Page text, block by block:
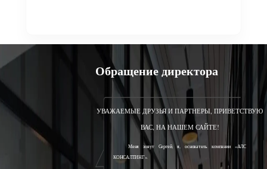
Обращение директора
УВАЖАЕМЫЕ ДРУЗЬЯ И ПАРТНЕРЫ, ПРИВЕТСТВУЮ
ВАС, НА НАШЕМ САЙТЕ!
Меня зовут Сергей, я, основатель компании «АЛС
КОНСАЛТИНГ».